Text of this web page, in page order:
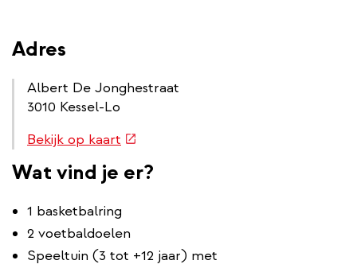
Adres
Albert De Jonghestraat
3010 Kessel-Lo
Routebeschrijving
Bekijk op kaart (externe
Wat vind je er?
1 basketbalring
2 voetbaldoelen
Speeltuin (3 tot +12 jaar) met